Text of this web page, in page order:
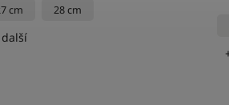
cm 28 cm
další